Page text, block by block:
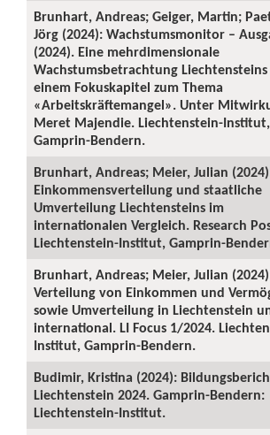
Brunhart, Andreas; Geiger, Martin;
Jörg (2024): Wachstumsmonitor –
(2024). Eine mehrdimensionale
Wachstumsbetrachtung
einem Fokuskapitel zum Thema
«Arbeitskräftemangel». Unter
Meret Majendie. Liechtenstein-Institut,
Gamprin-Bendern.
Brunhart, Andreas; Meier, Julian
Einkommensverteilung und staatliche
Umverteilung Liechtensteins im
internationalen Vergleich. Research
Liechtenstein-Institut, Gamprin-
Brunhart, Andreas; Meier, Julian
Verteilung von Einkommen und
sowie Umverteilung in Liechtenstein
international. LI Focus 1/2024.
Institut, Gamprin-Bendern.
Budimir, Kristina (2024):
Liechtenstein 2024. Gamprin-Bendern:
Liechtenstein-Institut.